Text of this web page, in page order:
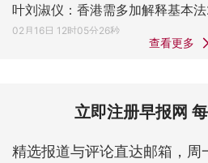
叶刘淑仪：香港需多加解释基本
02月16日 12时05分26秒
查看更多
立即注册早报网
精选报道与评论直达邮箱，周